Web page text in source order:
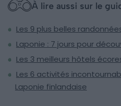
À lire aussi sur le
Les 9 plus belles
Laponie : 7 jours pour
Les 3 meilleurs hôtels
Les 6 activités
Laponie finlandaise